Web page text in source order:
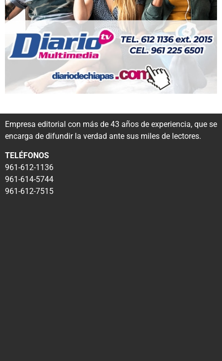
Empresa editorial con más de 43 años de experiencia, que se
encarga de difundir la verdad ante sus miles de lectores.
TELÉFONOS
961-612-1136
961-614-5744
961-612-7515